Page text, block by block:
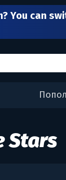
You can
Stars